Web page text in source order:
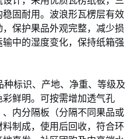
固耐用。波浪形瓦楞层有效
保护果品外观完整，减少损
中的湿度变化，保持纸箱强
种标识、产地、净重、等级及
鲜明。可按需增加透气孔
、内分隔板（分隔不同果品或
制成，使用后回收，符合环